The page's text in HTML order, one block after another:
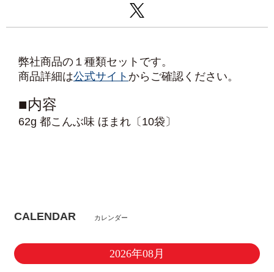
弊社商品の１種類セットです。
商品詳細は公式サイト からご確認ください。
■内容
62g 都こんぶ味 ほまれ〔10袋〕
CALENDAR カレンダー
2026年08月